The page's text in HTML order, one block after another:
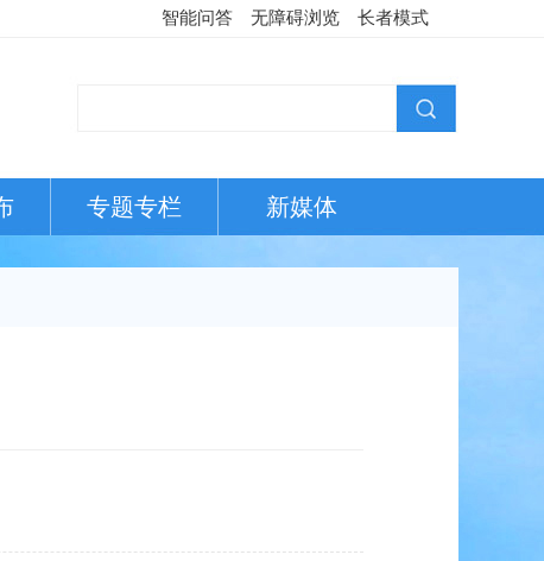
智能问答 无障碍浏览 长者模式
专题专栏 新媒体